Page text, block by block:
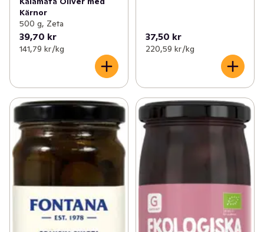
Kärnor
500 g, Zeta
39,70 kr
141,79 kr /kg
37,50 kr
220,59 kr /kg